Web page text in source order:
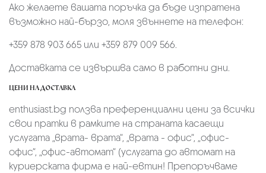
Ако желаете вашата поръчка да бъде изпратена
възможно най-бързо, моля звъннете на телефон:
+359 878 903 665 или +359 879 009 566.
Доставката се извършва само в работни дни.
ЦЕНИ НА ДОСТАВКА
enthusiast.bg ползва преференциални цени за всички
свои пратки в рамките на страната касаещи
услугата „врата- врата“, „врата - офис“, „oфис-
офис“, „офис-автомат“ (услугата до автомат на
куриерската фирма е най-евтин! Препоръчваме